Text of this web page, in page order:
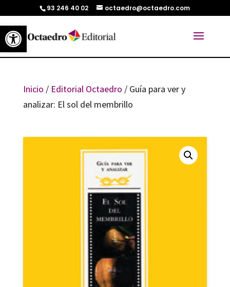
Abrir barra de herramientas
93 246 40 02 octaedro@octaedro.com
Inicio / Editorial Octaedro / Guía para ver y
analizar: El sol del membrillo